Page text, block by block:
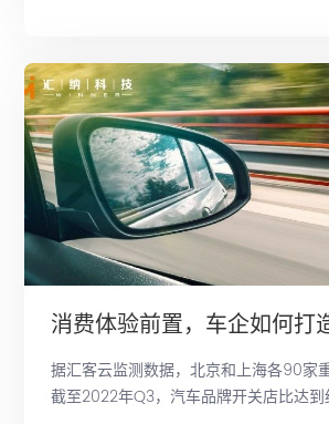
据汇客云监测数据，北京和上海各90家
截至2022年Q3，汽车品牌开关店比达到